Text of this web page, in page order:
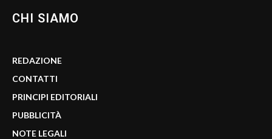
CHI SIAMO
REDAZIONE
CONTATTI
PRINCIPI EDITORIALI
PUBBLICITÀ
NOTE LEGALI